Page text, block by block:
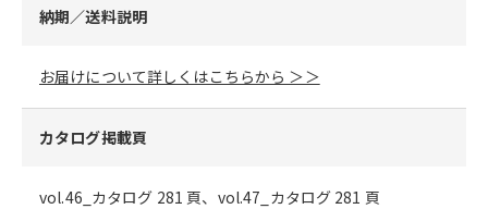
納期／送料説明
お届けについて詳しくはこちらから ＞＞
カタログ掲載頁
vol.46_カタログ 281 頁、vol.47_カタログ 281 頁